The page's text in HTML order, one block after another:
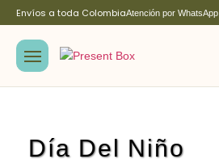
Envíos a toda ColombiaAtención por WhatsApp
Día Del Niño